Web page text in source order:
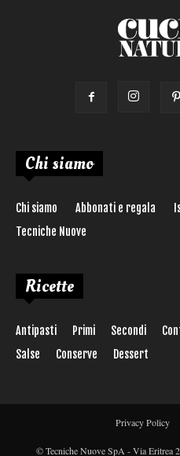
Chi siamo
Chi siamo Abbonati e regala
Tecniche Nuove
Ricette
Antipasti Primi Secondi
Salse
Conserve Dessert
Privacy Policy
© Tecniche Nuove SpA - Via Eritrea